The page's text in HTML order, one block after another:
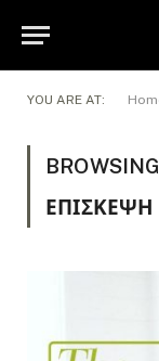
YOU ARE AT:
ΕΠΊΣΚΕΨΗ